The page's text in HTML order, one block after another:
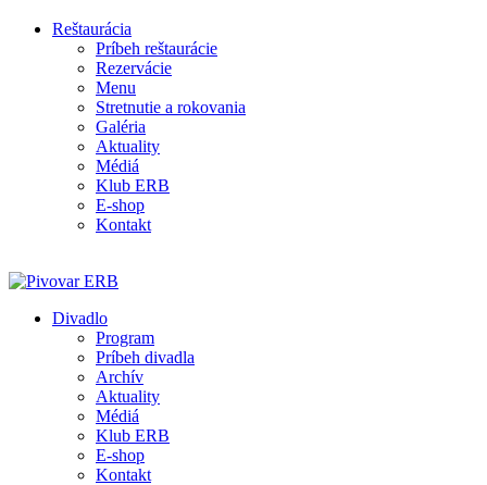
Reštaurácia
Príbeh reštaurácie
Rezervácie
Menu
Stretnutie a rokovania
Galéria
Aktuality
Médiá
Klub ERB
E-shop
Kontakt
Divadlo
Program
Príbeh divadla
Archív
Aktuality
Médiá
Klub ERB
E-shop
Kontakt